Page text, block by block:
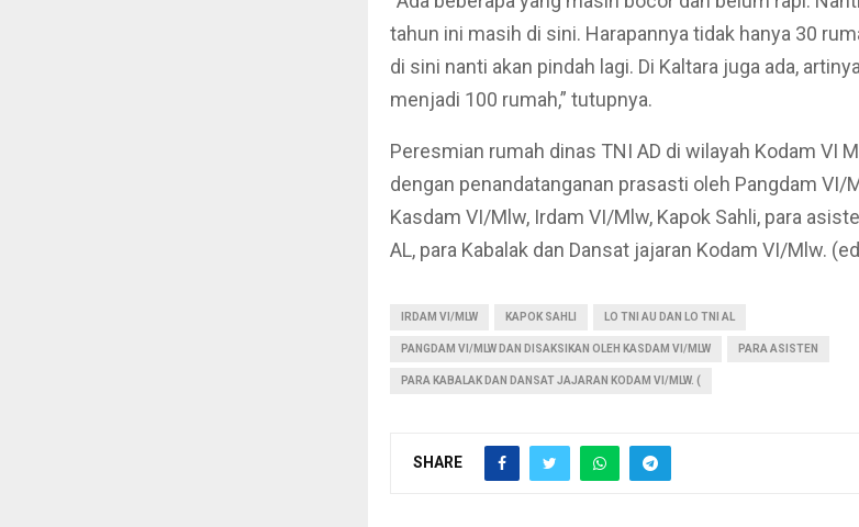
tahun ini masih di sini. Harapannya tidak hanya 30
di sini nanti akan pindah lagi. Di Kaltara juga ada,
menjadi 100 rumah,” tutupnya.
Peresmian rumah dinas TNI AD di wilayah Kodam VI
dengan penandatanganan prasasti oleh Pangdam VI/
Kasdam VI/Mlw, Irdam VI/Mlw, Kapok Sahli, para
AL, para Kabalak dan Dansat jajaran Kodam VI/Mlw.
IRDAM VI/MLW KAPOK SAHLI LO TNI AU DAN LO TNI AL
PANGDAM VI/MLW DAN DISAKSIKAN OLEH KASDAM VI/MLW PARA ASISTEN
PARA KABALAK DAN DANSAT JAJARAN KODAM VI/MLW. (
SHARE